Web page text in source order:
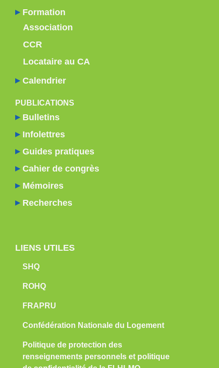
Formation
Association
CCR
Locataire au CA
Calendrier
PUBLICATIONS
Bulletins
Infolettres
Guides pratiques
Cahier de congrès
Mémoires
Recherches
LIENS UTILES
SHQ
ROHQ
FRAPRU
Confédération Nationale du Logement
Politique de protection des
renseignements personnels et politique